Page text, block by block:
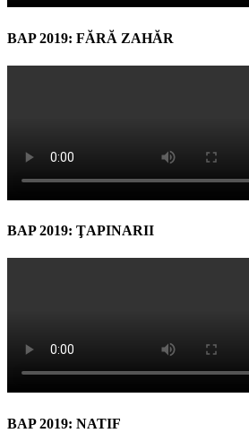
BAP 2019: FĂRĂ ZAHĂR
BAP 2019: ŢAPINARII
BAP 2019: NATIF